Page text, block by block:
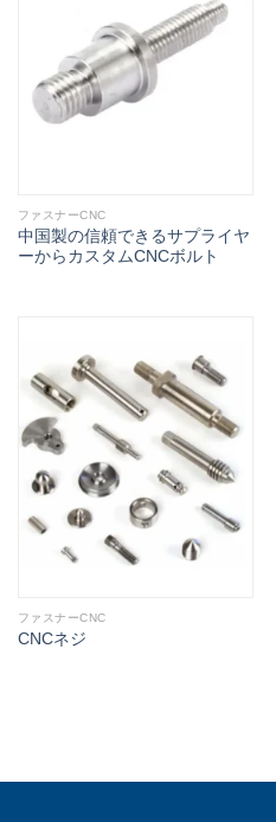
ファスナーCNC
中国製の信頼できるサプライヤ
ーからカスタムCNCボルト
ファスナーCNC
CNCネジ